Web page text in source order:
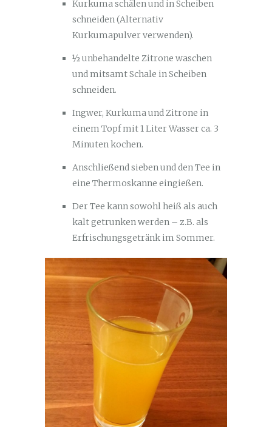
Kurkuma schälen und in Scheiben
schneiden (Alternativ
Kurkumapulver verwenden).
½ unbehandelte Zitrone waschen
und mitsamt Schale in Scheiben
schneiden.
Ingwer, Kurkuma und Zitrone in
einem Topf mit 1 Liter Wasser ca. 3
Minuten kochen.
Anschließend sieben und den Tee in
eine Thermoskanne eingießen.
Der Tee kann sowohl heiß als auch
kalt getrunken werden – z.B. als
Erfrischungsgetränk im Sommer.